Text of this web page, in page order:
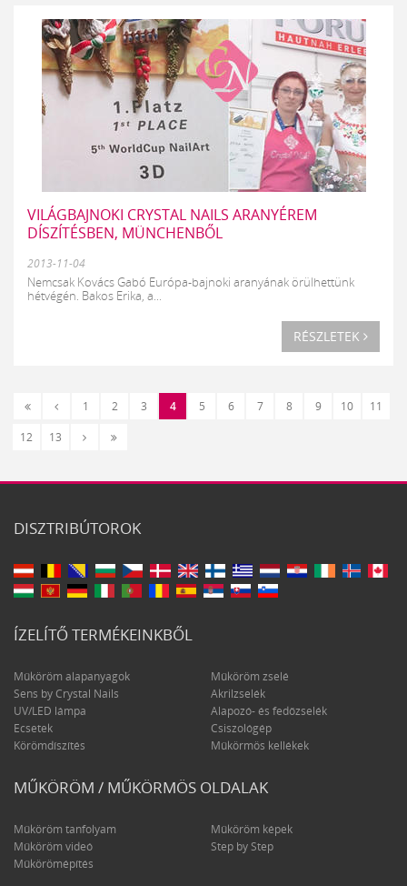
VILÁGBAJNOKI CRYSTAL NAILS ARANYÉREM
DÍSZÍTÉSBEN, MÜNCHENBŐL
2013-11-04
Nemcsak Kovács Gabó Európa-bajnoki aranyának örülhettünk
hétvégén. Bakos Erika, a...
RÉSZLETEK
«
‹
1 2 3 4 5 6 7 8 9 10
11
12
13
KövetkezőUtolsó
DISZTRIBÚTOROK
ÍZELÍTŐ TERMÉKEINKBŐL
Műköröm alapanyagok
Műköröm zselé
Sens by Crystal Nails
Akrilzselék
UV/LED lámpa
Alapozó- és fedőzselék
Ecsetek
Csiszológép
Körömdíszítés
Műkörmös kellékek
MŰKÖRÖM / MŰKÖRMÖS OLDALAK
Műköröm tanfolyam
Műköröm képek
Műköröm videó
Step by Step
Műkörömépítés